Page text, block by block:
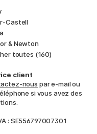
Castell
& Newton
toutes (160)
client
nous par e-mail ou
si vous avez des
: SE556797007301